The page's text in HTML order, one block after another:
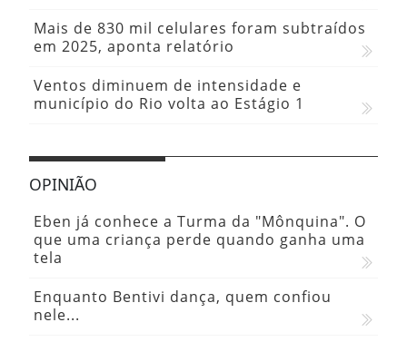
Mais de 830 mil celulares foram subtraídos
em 2025, aponta relatório
Ventos diminuem de intensidade e
município do Rio volta ao Estágio 1
OPINIÃO
Eben já conhece a Turma da "Mônquina". O
que uma criança perde quando ganha uma
tela
Enquanto Bentivi dança, quem confiou
nele...